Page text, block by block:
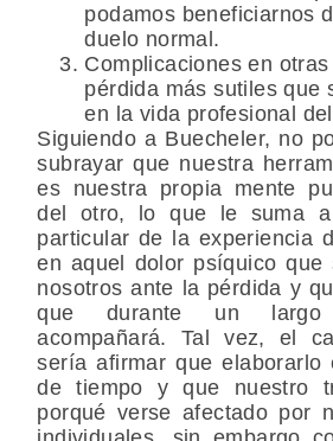
podamos beneficiarnos
duelo normal.
Complicaciones en
pérdida más sutiles que
en la vida profesional
Siguiendo a Buecheler, no
subrayar que nuestra
es nuestra propia mente
del otro, lo que le suma a
particular de la experiencia
en aquel dolor psíquico que
nosotros ante la pérdida y
que durante un largo
acompañará. Tal vez, el
sería afirmar que elaborarlo
de tiempo y que nuestro
porqué verse afectado por